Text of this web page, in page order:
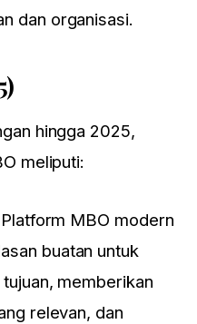
dan organisasi.
hingga 2025,
meliputi:
Platform MBO modern
buatan untuk
memberikan
relevan, dan